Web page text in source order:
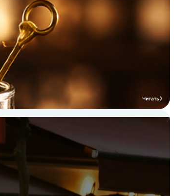
Читать